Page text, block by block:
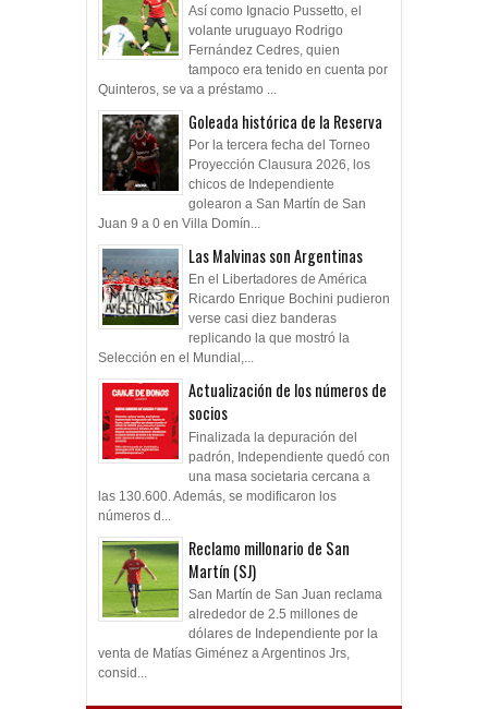
Así como Ignacio Pussetto, el
volante uruguayo Rodrigo
Fernández Cedres, quien
tampoco era tenido en cuenta por
Quinteros, se va a préstamo ...
Goleada histórica de la Reserva
Por la tercera fecha del Torneo
Proyección Clausura 2026, los
chicos de Independiente
golearon a San Martín de San
Juan 9 a 0 en Villa Domín...
Las Malvinas son Argentinas
En el Libertadores de América
Ricardo Enrique Bochini pudieron
verse casi diez banderas
replicando la que mostró la
Selección en el Mundial,...
Actualización de los números de
socios
Finalizada la depuración del
padrón, Independiente quedó con
una masa societaria cercana a
las 130.600. Además, se modificaron los
números d...
Reclamo millonario de San
Martín (SJ)
San Martín de San Juan reclama
alrededor de 2.5 millones de
dólares de Independiente por la
venta de Matías Giménez a Argentinos Jrs,
consid...